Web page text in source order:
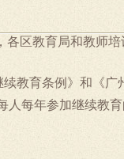
各区教育局和教师
育条例》和《广
人每年参加继续教